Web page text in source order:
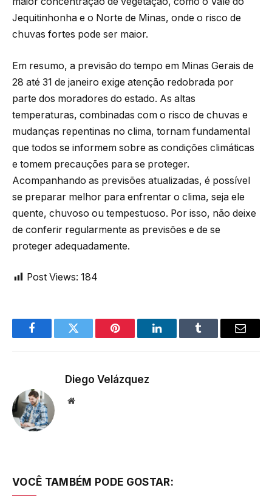
Jequitinhonha e o Norte de Minas, onde o risco de
chuvas fortes pode ser maior.
Em resumo, a previsão do tempo em Minas Gerais de
28 até 31 de janeiro exige atenção redobrada por
parte dos moradores do estado. As altas
temperaturas, combinadas com o risco de chuvas e
mudanças repentinas no clima, tornam fundamental
que todos se informem sobre as condições climáticas
e tomem precauções para se proteger.
Acompanhando as previsões atualizadas, é possível
se preparar melhor para enfrentar o clima, seja ele
quente, chuvoso ou tempestuoso. Por isso, não deixe
de conferir regularmente as previsões e de se
proteger adequadamente.
Post Views: 184
FacebookTwitter Pinterest LinkedInTumblr Email
Diego Velázquez
Website
VOCÊ TAMBÉM PODE GOSTAR: